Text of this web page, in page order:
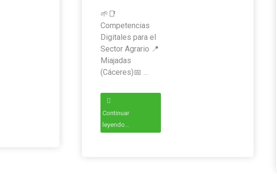
🌱📑
Competencias
Digitales para el
Sector Agrario 📍
Miajadas
(Cáceres)📅 ...
Continuar
leyendo...